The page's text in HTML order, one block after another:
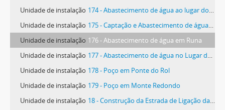
Unidade de instalação 174 - Abastecimento de água ao lugar do Carvalhal, na freguesia do Turcifal
Unidade de instalação 175 - Captação e Abastecimento de águas no lugar da Freixofeira, na freguesia do Turcifal
Unidade de instalação 176 - Abastecimento de água em Runa
Unidade de instalação 177 - Abastecimento de água no Lugar da Buligueira, na freguesia de Dois Portos
Unidade de instalação 178 - Poço em Ponte do Rol
Unidade de instalação 179 - Poço em Monte Redondo
Unidade de instalação 18 - Construção da Estrada de Ligação da vila de Torres Vedras ao Forte de São Vicente